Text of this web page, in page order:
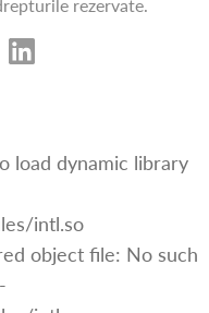
load dynamic library
intl.so
object file: No such